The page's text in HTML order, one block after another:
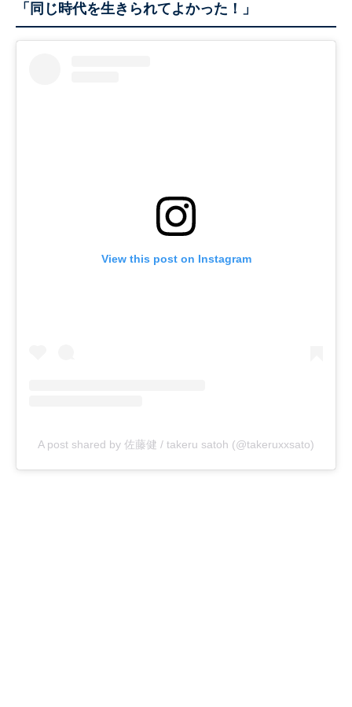
「同じ時代を生きられてよかった！」
View this post on Instagram
A post shared by 佐藤健 / takeru satoh (@takeruxxsato)